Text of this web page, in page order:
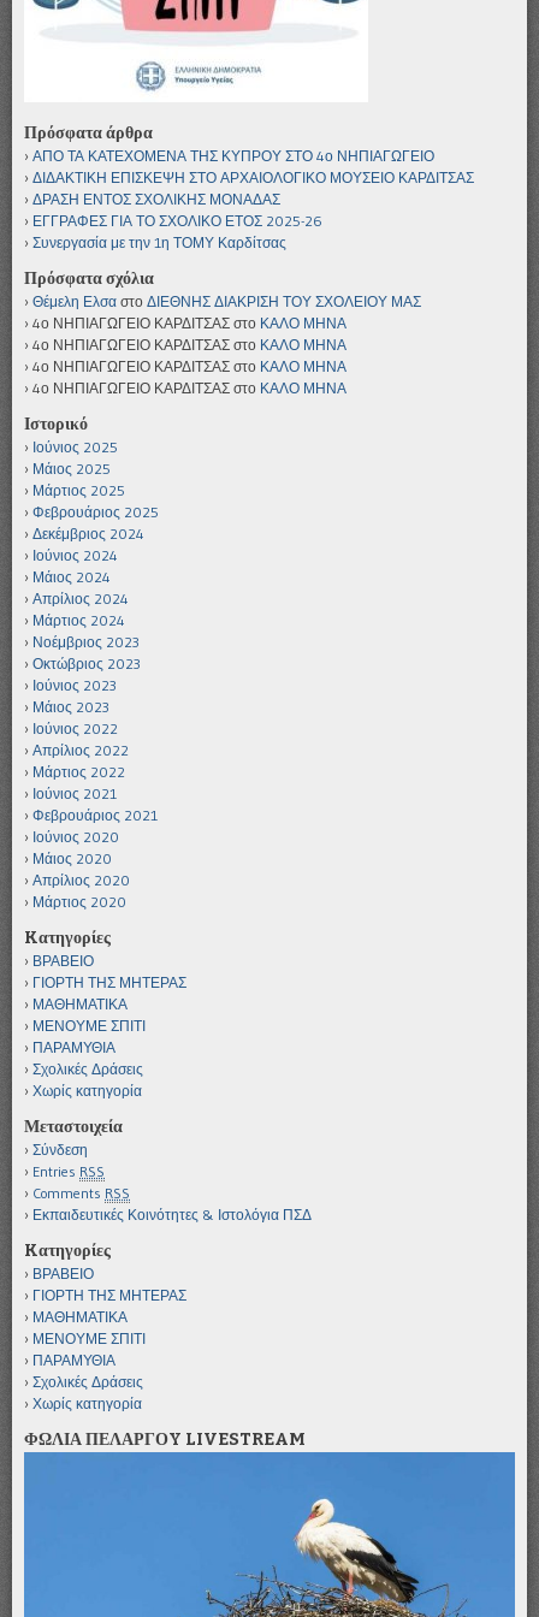
Πρόσφατα άρθρα
ΑΠΟ ΤΑ ΚΑΤΕΧΟΜΕΝΑ ΤΗΣ ΚΥΠΡΟΥ ΣΤΟ 4ο ΝΗΠΙΑΓΩΓΕΙΟ
ΔΙΔΑΚΤΙΚΗ ΕΠΙΣΚΕΨΗ ΣΤΟ ΑΡΧΑΙΟΛΟΓΙΚΟ ΜΟΥΣΕΙΟ ΚΑΡΔΙΤΣΑΣ
ΔΡΑΣΗ ΕΝΤΟΣ ΣΧΟΛΙΚΗΣ ΜΟΝΑΔΑΣ
ΕΓΓΡΑΦΕΣ ΓΙΑ ΤΟ ΣΧΟΛΙΚΟ ΕΤΟΣ 2025-26
Συνεργασία με την 1η ΤΟΜΥ Καρδίτσας
Πρόσφατα σχόλια
Θέμελη Ελσα στο ΔΙΕΘΝΗΣ ΔΙΑΚΡΙΣΗ ΤΟΥ ΣΧΟΛΕΙΟΥ ΜΑΣ
4ο ΝΗΠΙΑΓΩΓΕΙΟ ΚΑΡΔΙΤΣΑΣ στο ΚΑΛΟ ΜΗΝΑ
4ο ΝΗΠΙΑΓΩΓΕΙΟ ΚΑΡΔΙΤΣΑΣ στο ΚΑΛΟ ΜΗΝΑ
4ο ΝΗΠΙΑΓΩΓΕΙΟ ΚΑΡΔΙΤΣΑΣ στο ΚΑΛΟ ΜΗΝΑ
4ο ΝΗΠΙΑΓΩΓΕΙΟ ΚΑΡΔΙΤΣΑΣ στο ΚΑΛΟ ΜΗΝΑ
Ιστορικό
Ιούνιος 2025
Μάιος 2025
Μάρτιος 2025
Φεβρουάριος 2025
Δεκέμβριος 2024
Ιούνιος 2024
Μάιος 2024
Απρίλιος 2024
Μάρτιος 2024
Νοέμβριος 2023
Οκτώβριος 2023
Ιούνιος 2023
Μάιος 2023
Ιούνιος 2022
Απρίλιος 2022
Μάρτιος 2022
Ιούνιος 2021
Φεβρουάριος 2021
Ιούνιος 2020
Μάιος 2020
Απρίλιος 2020
Μάρτιος 2020
Kατηγορίες
ΒΡΑΒΕΙΟ
ΓΙΟΡΤΗ ΤΗΣ ΜΗΤΕΡΑΣ
ΜΑΘΗΜΑΤΙΚΑ
ΜΕΝΟΥΜΕ ΣΠΙΤΙ
ΠΑΡΑΜΥΘΙΑ
Σχολικές Δράσεις
Χωρίς κατηγορία
Μεταστοιχεία
Σύνδεση
Entries RSS
Comments RSS
Εκπαιδευτικές Κοινότητες & Ιστολόγια ΠΣΔ
Kατηγορίες
ΒΡΑΒΕΙΟ
ΓΙΟΡΤΗ ΤΗΣ ΜΗΤΕΡΑΣ
ΜΑΘΗΜΑΤΙΚΑ
ΜΕΝΟΥΜΕ ΣΠΙΤΙ
ΠΑΡΑΜΥΘΙΑ
Σχολικές Δράσεις
Χωρίς κατηγορία
ΦΩΛΙΑ ΠΕΛΑΡΓΟY LIVESTREAM